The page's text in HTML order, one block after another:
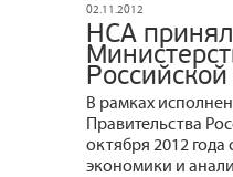
02.11.2012
НСА
В рамках
Правительства
октября 2012
экономики и